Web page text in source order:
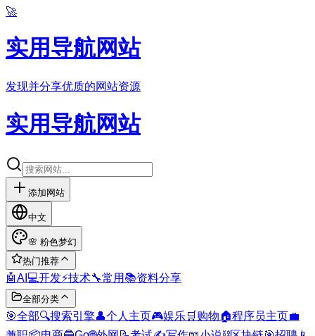
🚀
实用导航网站
发现并分享优质的网站资源
实用导航网站
添加网站
中文
🌸 粉色梦幻
热门推荐
🤖AI 💻开发⚡技术🔧常用 📚资料分享
全部分类
🎯全部🔍搜索引擎👤个人主页🎮娱乐🛒 购物🏠程序员主页💼